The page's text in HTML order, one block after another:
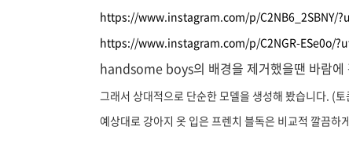
https://www.instagram.com/p/C2NB6_2SBNY/
https://www.instagram.com/p/C2NGR-ESe0o/
handsome boys의 배경을 제거했을땐 바람에
그래서 상대적으로 단순한 모델을 생성해 봤습니다. (
예상대로 강아지 옷 입은 프렌치 블독은 비교적 깔끔하